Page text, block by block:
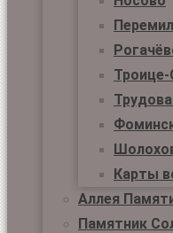
Карты
Аллея
Памятник